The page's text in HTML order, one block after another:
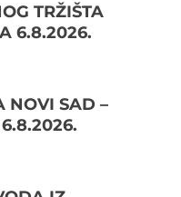
TRŽIŠTA
6.8.2026.
NOVI SAD –